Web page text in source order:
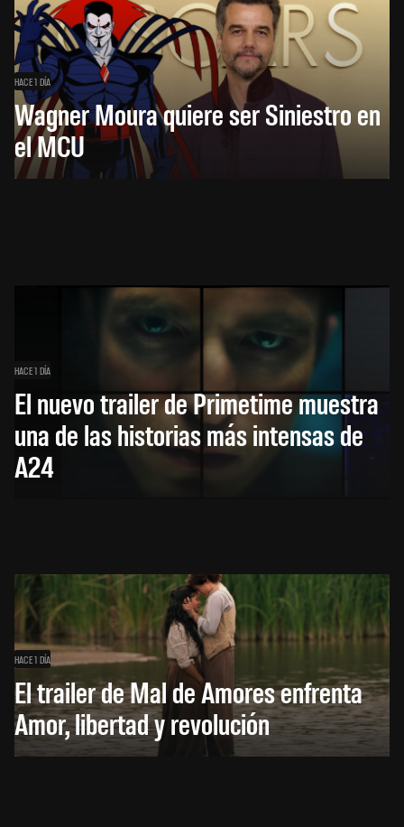
HACE 1 DÍA
Wagner Moura quiere ser Siniestro en
el MCU
HACE 1 DÍA
El nuevo trailer de Primetime muestra
una de las historias más intensas de
A24
HACE 1 DÍA
El trailer de Mal de Amores enfrenta
Amor, libertad y revolución